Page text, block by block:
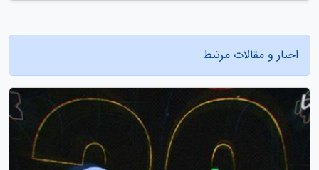
اخبار و مقالات مرتبط